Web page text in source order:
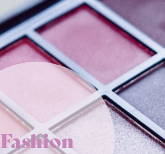
Fashion